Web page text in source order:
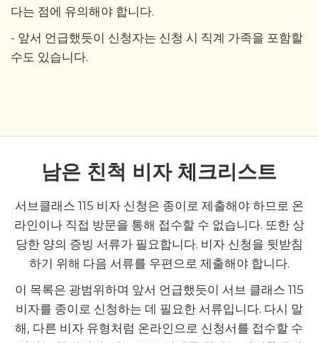
다는 점에 유의해야 합니다.
- 앞서 언급했듯이 신청자는 신청 시 직계 가족을 포함할
수도 있습니다.
남은 친척 비자 체크리스트
서브클래스 115 비자 신청은 종이로 제출해야 하므로 온
라인이나 직접 방문을 통해 접수할 수 없습니다. 또한 상
당한 양의 증빙 서류가 필요합니다. 비자 신청을 뒷받침
하기 위해 다음 서류를 우편으로 제출해야 합니다.
이 목록은 광범위하며 앞서 언급했듯이 서브 클래스 115
비자를 종이로 신청하는 데 필요한 서류입니다. 다시 말
해, 다른 비자 유형처럼 온라인으로 신청서를 접수할 수